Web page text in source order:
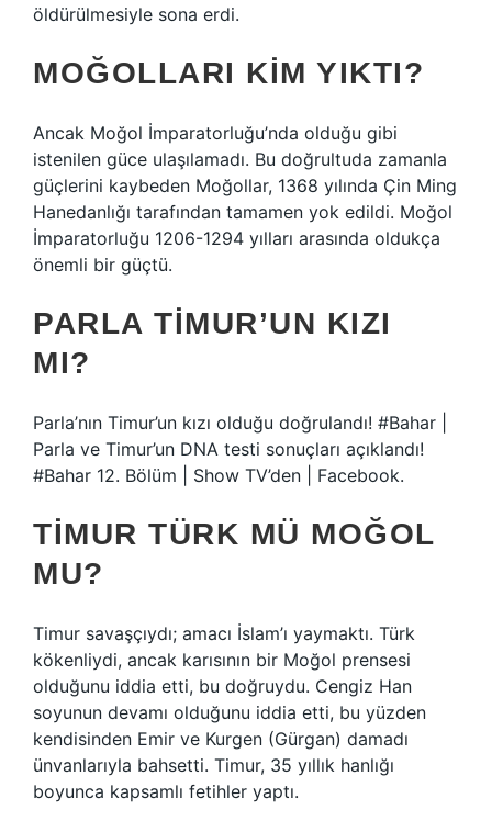
öldürülmesiyle sona erdi.
MOĞOLLARI KIM YIKTI?
Ancak Moğol İmparatorluğu’nda olduğu gibi
istenilen güce ulaşılamadı. Bu doğrultuda zamanla
güçlerini kaybeden Moğollar, 1368 yılında Çin Ming
Hanedanlığı tarafından tamamen yok edildi. Moğol
İmparatorluğu 1206-1294 yılları arasında oldukça
önemli bir güçtü.
PARLA TIMUR’UN KIZI
MI?
Parla’nın Timur’un kızı olduğu doğrulandı! #Bahar |
Parla ve Timur’un DNA testi sonuçları açıklandı!
#Bahar 12. Bölüm | Show TV’den | Facebook.
TIMUR TÜRK MÜ MOĞOL
MU?
Timur savaşçıydı; amacı İslam’ı yaymaktı. Türk
kökenliydi, ancak karısının bir Moğol prensesi
olduğunu iddia etti, bu doğruydu. Cengiz Han
soyunun devamı olduğunu iddia etti, bu yüzden
kendisinden Emir ve Kurgen (Gürgan) damadı
ünvanlarıyla bahsetti. Timur, 35 yıllık hanlığı
boyunca kapsamlı fetihler yaptı.